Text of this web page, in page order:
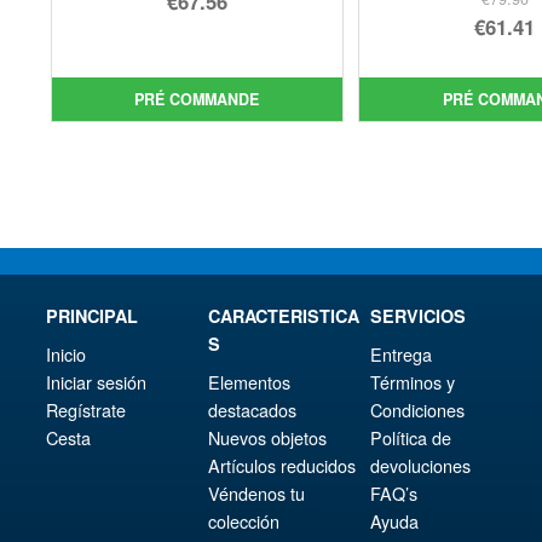
était :
€79.90.
actuel
est :
PRÉ COMMANDE
Le
€61.41
prix
PRÉ
PRINCIPAL
Inicio
Iniciar sesión
Regístrate
Cesta
CARACTERISTICA
S
Elementos
destacados
Nuevos objetos
Artículos reducidos
Véndenos tu
colección
SERVICIOS
Entrega
Términos y
Condiciones
Política de
devoluciones
FAQ’s
Ayuda